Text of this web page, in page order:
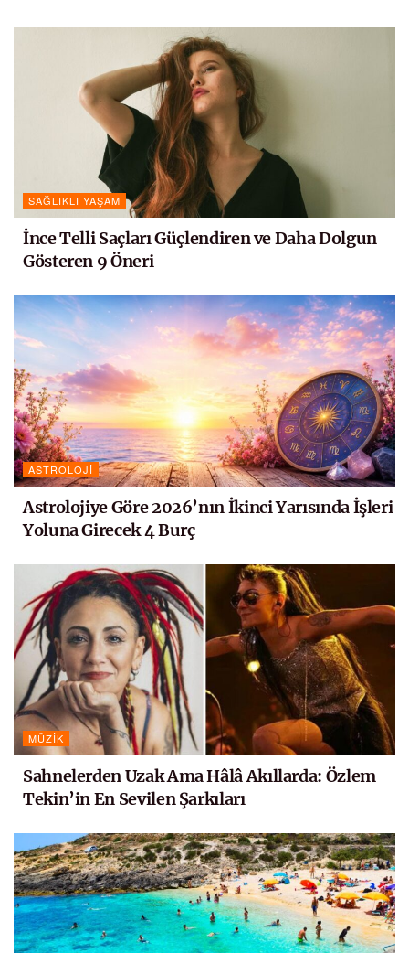
SAĞLIKLI YAŞAM
İnce Telli Saçları Güçlendiren ve Daha Dolgun
Gösteren 9 Öneri
ASTROLOJI
Astrolojiye Göre 2026’nın İkinci Yarısında İşleri
Yoluna Girecek 4 Burç
MÜZIK
Sahnelerden Uzak Ama Hâlâ Akıllarda: Özlem
Tekin’in En Sevilen Şarkıları